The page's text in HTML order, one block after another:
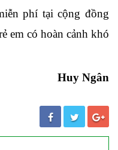
phí tại cộng đồng
em có hoàn cảnh khó
Huy Ngân